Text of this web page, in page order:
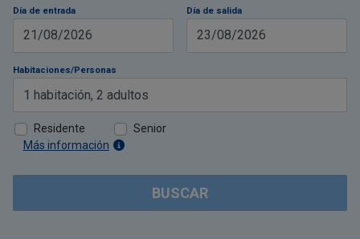
Día de entrada
21/08/2026
Día de salida
23/08/2026
Habitaciones/Personas
1 habitación, 2 adultos
Residente
Senior
Más información
BUSCAR